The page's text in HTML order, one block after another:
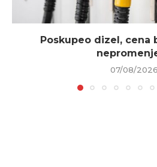
Poskupeo dizel, cena
07/08/2026